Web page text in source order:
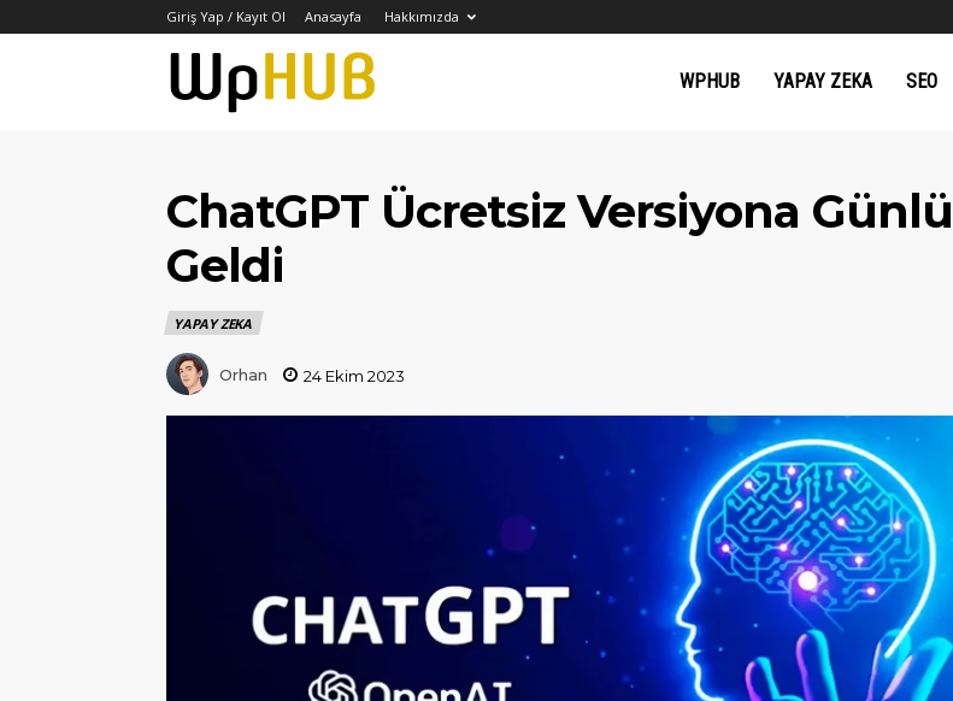
Giriş Yap / Kayıt Ol Anasayfa Hakkımızda
WordPress
WPHUB YAPAY ZEKA SEO
ChatGPT Ücretsiz Versiyona
Geldi
YAPAY ZEKA
Orhan 24 Ekim 2023